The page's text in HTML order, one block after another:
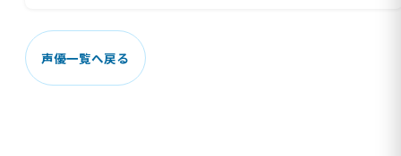
声優一覧へ戻る